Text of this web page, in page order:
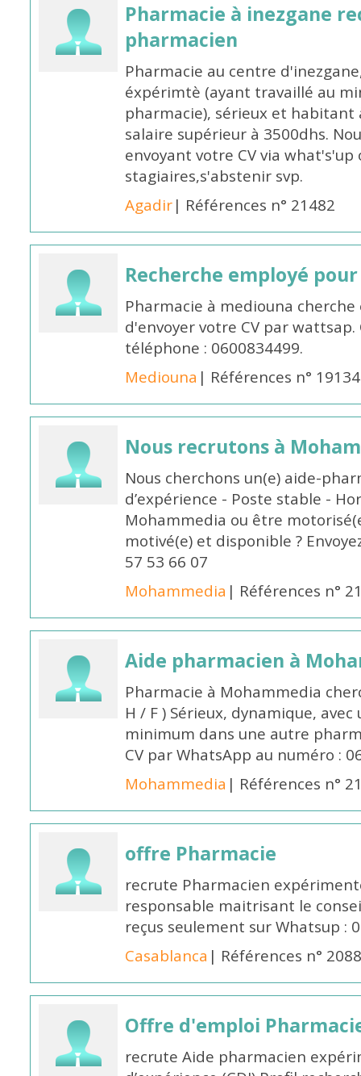
Pharmacie à inezgane
pharmacien
Pharmacie au centre
éxpérimtè (ayant travaillé au
pharmacie), sérieux et habitant
salaire supérieur à 3500dhs.
envoyant votre CV via
stagiaires,s'abstenir svp.
Agadir| Références n° 21482
Recherche employé
Pharmacie à mediouna
d'envoyer votre CV par
téléphone : 0600834499.
Mediouna | Références n° 19134
Nous recrutons à
Nous cherchons un(e) aide-
d’expérience - Poste stable -
Mohammedia ou être
motivé(e) et disponible ?
57 53 66 07
Mohammedia | Références n°
Aide pharmacien à
Pharmacie à Mohammedia
H / F ) Sérieux, dynamique,
minimum dans une autre
CV par WhatsApp au numéro :
Mohammedia | Références n°
offre Pharmacie
recrute Pharmacien
responsable maitrisant le
reçus seulement sur Whatsup :
Casablanca | Références n°
Offre d'emploi
recrute Aide pharmacien